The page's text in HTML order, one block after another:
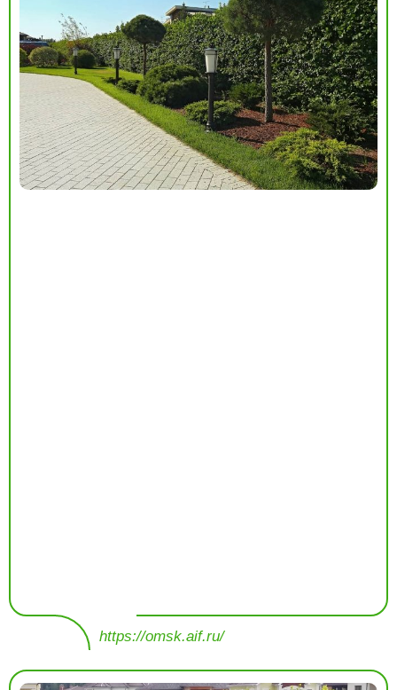
https://omsk.aif.ru/